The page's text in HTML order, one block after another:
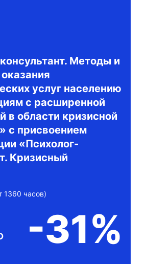
Методы и
услуг населению
с расширенной
в области кризисной
с присвоением
«Психолог-
Кризисный
1360 часов)
-31%